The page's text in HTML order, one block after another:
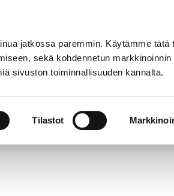
jatkossa paremmin. Käytämme tätä
sekä kohdennetun markkinoinnin
sivuston toiminnallisuuden kannalta.
Tilastot